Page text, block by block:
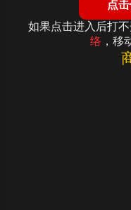
点
如果点击进入后打
络 ，移